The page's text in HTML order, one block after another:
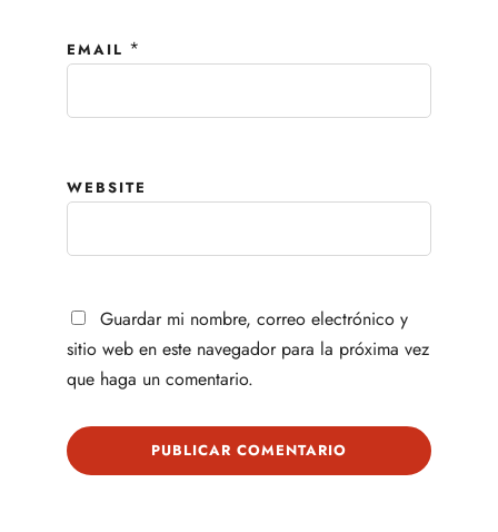
EMAIL *
WEBSITE
Guardar mi nombre, correo electrónico y
sitio web en este navegador para la próxima vez
que haga un comentario.